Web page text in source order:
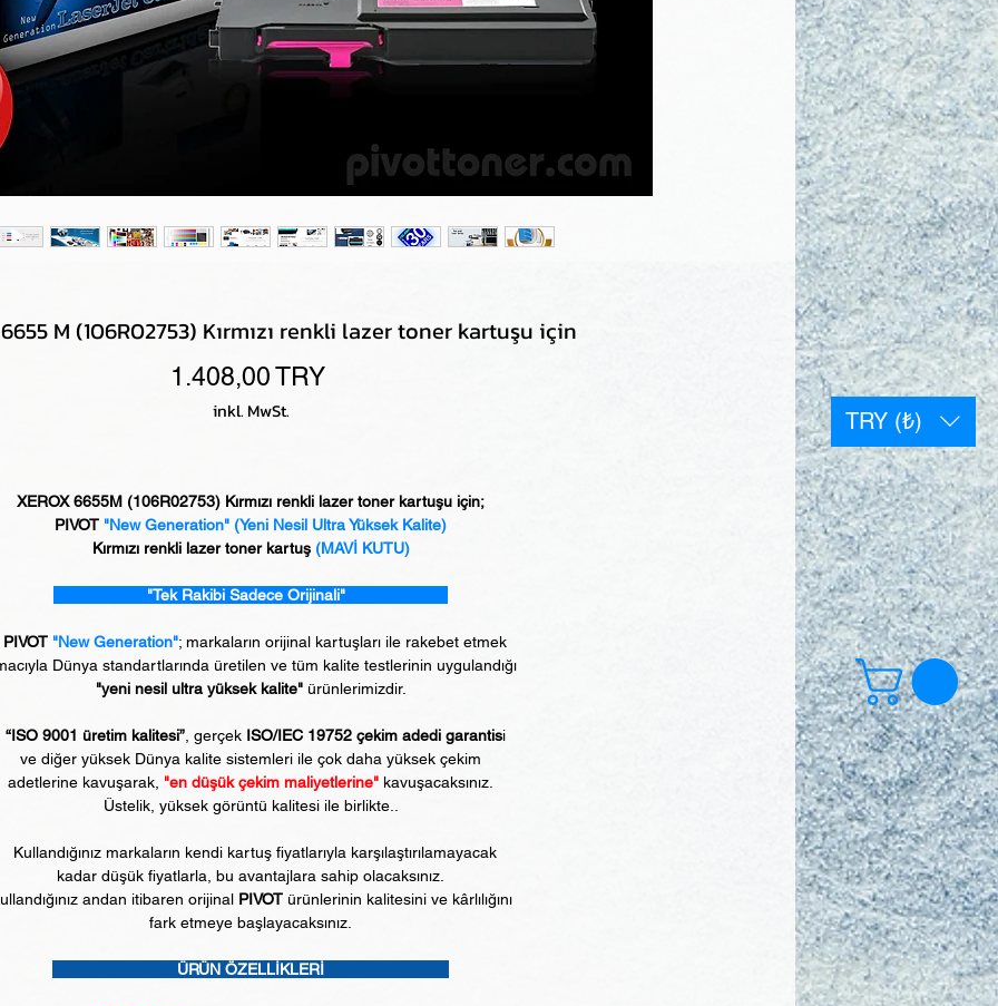
TRY (₺)
M (106R02753) Kırmızı renkli lazer toner kartuşu için
1.408,00 TRYPreis
inkl. MwSt.
XEROX 6655M (106R02753) Kırmızı renkli lazer toner kartuşu için;
PIVOT "New Generation" (Yeni Nesil Ultra Yüksek Kalite)
Kırmızı renkli lazer toner kartuş (MAVİ KUTU)
"Tek Rakibi Sadece Orijinali"
PIVOT "New Generation"; markaların orijinal kartuşları ile rakebet etmek
Dünya standartlarında üretilen ve tüm kalite testlerinin uygulandığı
"yeni nesil ultra yüksek kalite"ürünlerimizdir.
“ISO 9001 üretim kalitesi”, gerçekISO/IEC 19752 çekim adedi garantisi
ve diğer yüksek Dünya kalite sistemleri ile çok daha yüksek çekim
adetlerine kavuşarak, "en düşük çekim maliyetlerine" kavuşacaksınız.
Üstelik, yüksek görüntü kalitesi ile birlikte..
Kullandığınız markaların kendi kartuş fiyatlarıyla karşılaştırılamayacak
kadar düşük fiyatlarla, bu avantajlara sahip olacaksınız.
andan itibaren orijinal PIVOTürünlerinin kalitesini ve kârlılığını
fark etmeye başlayacaksınız.
ÜRÜN ÖZELLİKLERİ